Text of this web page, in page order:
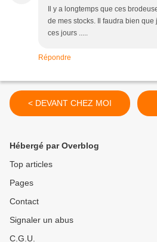
Il y a longtemps que ces
de mes stocks. Il faudra bien
ces jours .....
Répondre
< DEVANT CHEZ MOI
Hébergé par Overblog
Top articles
Pages
Contact
Signaler un abus
C.G.U.